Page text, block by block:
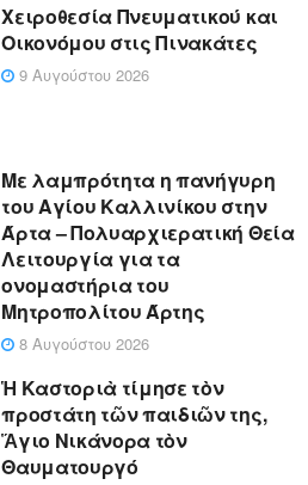
Χειροθεσία Πνευματικού και
Οικονόμου στις Πινακάτες
9 Αυγούστου 2026
Με λαμπρότητα η πανήγυρη
του Αγίου Καλλινίκου στην
Άρτα – Πολυαρχιερατική Θεία
Λειτουργία για τα
ονομαστήρια του
Μητροπολίτου Άρτης
8 Αυγούστου 2026
Ἡ Καστοριὰ τίμησε τὸν
προστάτη τῶν παιδιῶν της,
Ἅγιο Νικάνορα τὸν
Θαυματουργό